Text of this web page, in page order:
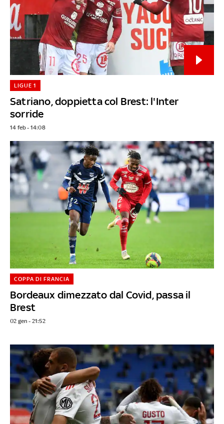
Satriano, doppietta col Brest: l'Inter
sorride
LIGUE 1
14 feb - 14:08
Bordeaux dimezzato dal Covid, passa il
Brest
COPPA DI FRANCIA
02 gen - 21:52